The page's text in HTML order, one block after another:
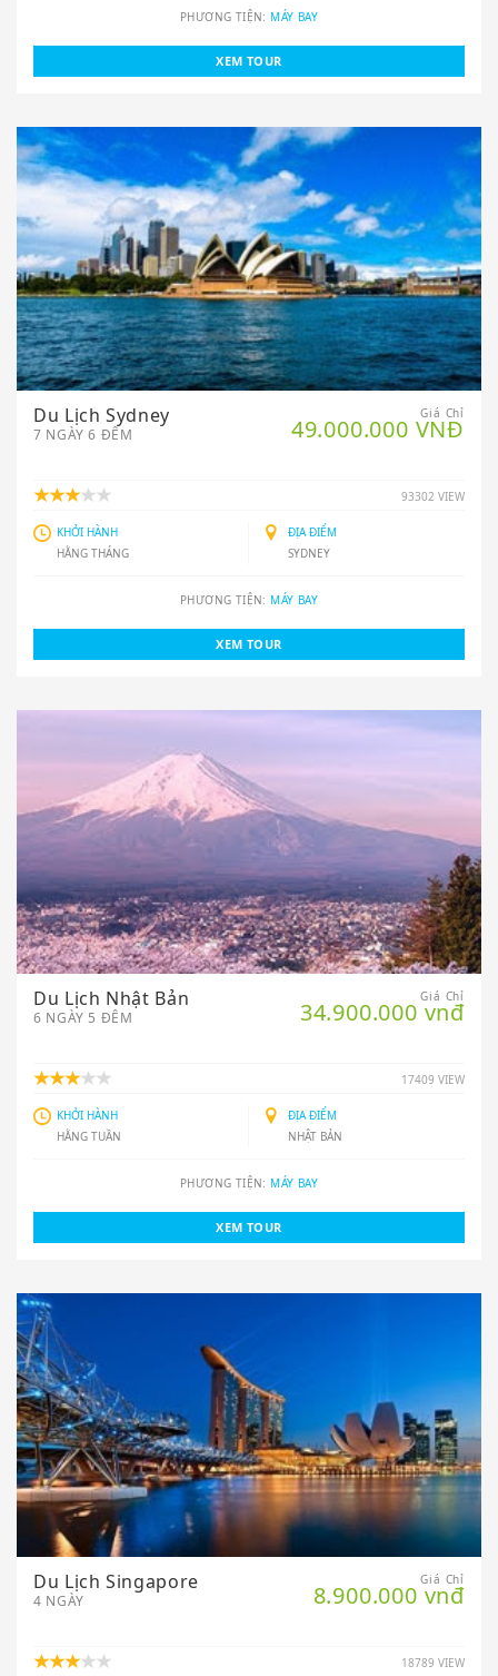
PHƯƠNG TIỆN: MÁY BAY
XEM TOUR
Giá Chỉ
49.000.000 VNĐ
Du Lịch Sydney
7 NGÀY 6 ĐÊM
93302 VIEW
KHỞI HÀNH
HẰNG THÁNG
ĐỊA ĐIỂM
SYDNEY
PHƯƠNG TIỆN: MÁY BAY
XEM TOUR
Giá Chỉ
34.900.000 vnđ
Du Lịch Nhật Bản
6 NGÀY 5 ĐÊM
17409 VIEW
KHỞI HÀNH
HẰNG TUẦN
ĐỊA ĐIỂM
NHẬT BẢN
PHƯƠNG TIỆN: MÁY BAY
XEM TOUR
Giá Chỉ
8.900.000 vnđ
Du Lịch Singapore
4 NGÀY
18789 VIEW